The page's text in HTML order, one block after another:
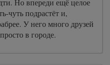
чуть подрастёт и,
У него много друзей
в городе.